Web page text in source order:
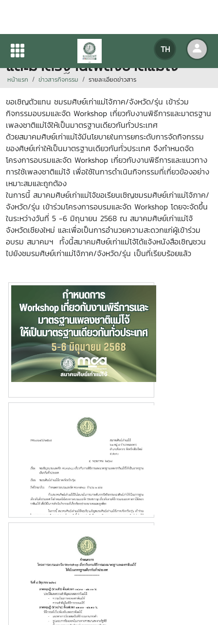
TH
Workshop เกี่ยวกับงานพิธีการ
และมาตรฐานเพลงชาติแม่โจ้
หน้าแรก ข่าวสารกิจกรรม รายละเอียดข่าวสาร
ขอเชิญตัวแทน ชมรมศิษย์เก่าแม่โจ้ภาค/จังหวัด/รุ่น เข้าร่วม
กิจกรรมอบรมและจัด Workshop เกี่ยวกับงานพิธีการและมาตรฐาน
เพลงชาติแม่โจ้ให้เป็นมาตรฐานเดียวกันทั่วประเทศ
ด้วยสมาคมศิษย์เก่าแม่โจ้มีนโยบายในการยกระดับการจัดกิจกรรม
ของศิษย์เก่าให้เป็นมาตรฐานเดียวกันทั่วประเทศ จึงกำหนดจัด
โครงการอบรมและจัด Workshop เกี่ยวกับงานพิธีการและแนวทาง
การใช้เพลงชาติแม่โจ้ เพื่อใช้ในการดำเนินกิจกรรมที่เกี่ยวข้องอย่าง
เหมาะสมและถูกต้อง
ในการนี้ สมาคมศิษย์เก่าแม่โจ้ขอเรียนเชิญชมรมศิษย์เก่าแม่โจ้ภาค/
จังหวัด/รุ่น เข้าร่วมโครงการอบรมและจัด Workshop โดยจะจัดขึ้น
ในระหว่างวันที่ 5 -6 มิถุนายน 2568 ณ สมาคมศิษย์เก่าแม่โจ้
จังหวัดเชียงใหม่ และเพื่อเป็นการอำนวยความสะดวกแก่ผู้เข้าร่วม
อบรม สมาคมฯ ทั้งนี้สมาคมศิษย์เก่าแม่โจ้ได้แจ้งหนังสือเชิญชวน
ไปยังชมรมศิษย์เก่าแม่โจ้ภาค/จังหวัด/รุ่น เป็นที่เรียบร้อยแล้ว